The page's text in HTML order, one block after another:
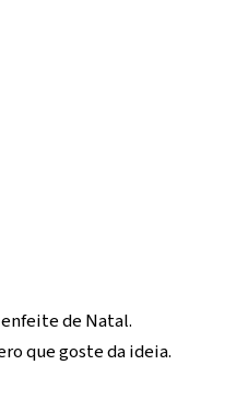
de Natal.
que goste da ideia.